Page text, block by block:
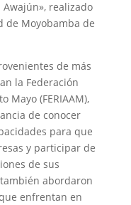
realizado
de Moyobamba de
de más
la Federación
Mayo (FERIAAM),
de conocer
para que
y participar de
de sus
abordaron
enfrentan en